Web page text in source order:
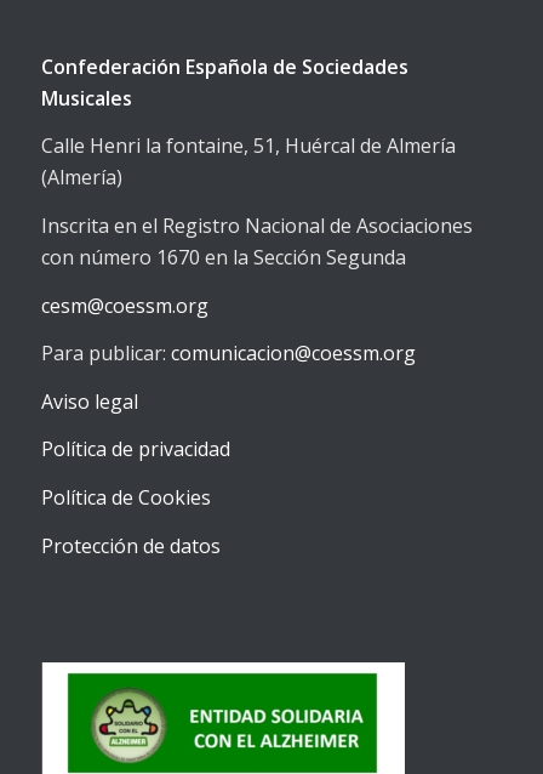
Confederación Española de Sociedades
Musicales
Calle Henri la fontaine, 51, Huércal de Almería
(Almería)
Inscrita en el Registro Nacional de Asociaciones
con número 1670 en la Sección Segunda
cesm@coessm.org
Para publicar: comunicacion@coessm.org
Aviso legal
Política de privacidad
Política de Cookies
Protección de datos